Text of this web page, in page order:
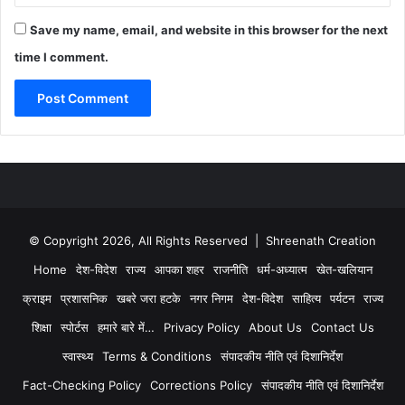
Save my name, email, and website in this browser for the next
time I comment.
© Copyright 2026, All Rights Reserved | Shreenath Creation
Home
देश-विदेश राज्य आपका शहर राजनीति धर्म-अध्यात्म
खेत-खलियान
क्राइम
प्रशासनिक खबरे जरा हटके नगर निगम देश-विदेश साहित्य पर्यटन
राज्य
शिक्षा
स्पोर्टस हमारे बारे में… Privacy Policy About Us
Contact Us
स्वास्थ्य
Terms & Conditions
संपादकीय नीति एवं दिशानिर्देश
Fact-Checking Policy
Corrections Policy संपादकीय नीति एवं दिशानिर्देश